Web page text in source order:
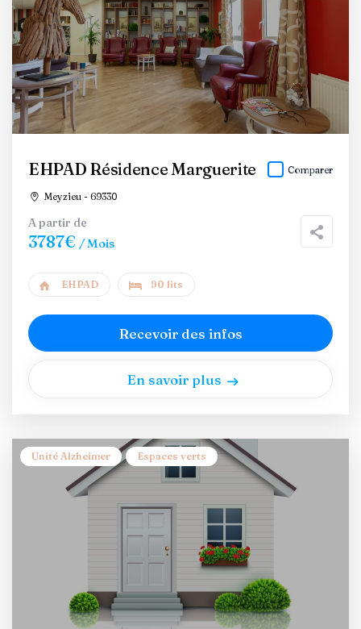
EHPAD Résidence Marguerite
Meyzieu - 69330
Comparer
A partir de
3787€ / Mois
EHPAD 90 lits
Recevoir des infos
En savoir plus
Unité Alzheimer Espaces verts